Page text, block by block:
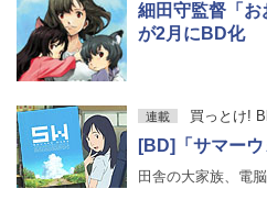
細田守監督「お
が2月にBD化
連載 買っとけ!
[BD]「サマーウ
田舎の大家族、電